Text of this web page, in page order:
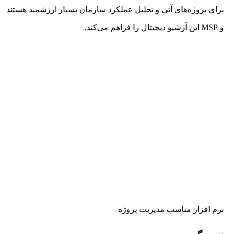
برای پروژه‌های آتی و تحلیل عملکرد سازمان بسیار ارزشمند هستند
و MSP این آرشیو دیجیتال را فراهم می‌کند.
نرم افزار مناسب مدیریت پروژه